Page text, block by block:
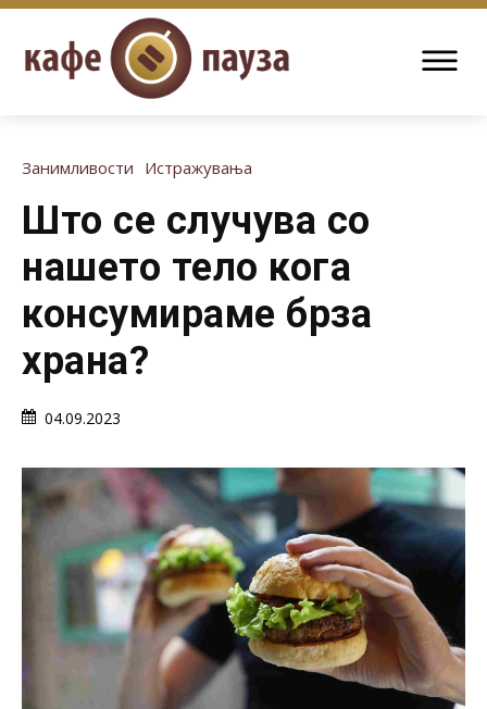
Занимливости Истражувања
Што се случува со
нашето тело кога
консумираме брза
храна?
04.09.2023